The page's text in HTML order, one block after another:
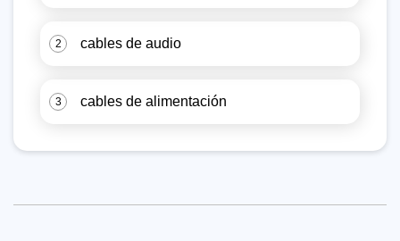
2 cables de audio
3 cables de alimentación